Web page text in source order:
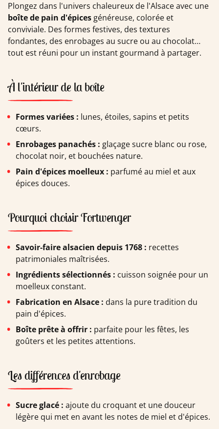
Plongez dans l'univers chaleureux de l'Alsace avec une
boîte de pain d'épices généreuse, colorée et
conviviale. Des formes festives, des textures
fondantes, des enrobages au sucre ou au chocolat…
tout est réuni pour un instant gourmand à partager.
À l'intérieur de la boîte
Formes variées : lunes, étoiles, sapins et petits
cœurs.
Enrobages panachés : glaçage sucre blanc ou rose,
chocolat noir, et bouchées nature.
Pain d'épices moelleux : parfumé au miel et aux
épices douces.
Pourquoi choisir Fortwenger
Savoir-faire alsacien depuis 1768 : recettes
patrimoniales maîtrisées.
Ingrédients sélectionnés : cuisson soignée pour un
moelleux constant.
Fabrication en Alsace : dans la pure tradition du
pain d'épices.
Boîte prête à offrir : parfaite pour les fêtes, les
goûters et les petites attentions.
Les différences d'enrobage
Sucre glacé : ajoute du croquant et une douceur
légère qui met en avant les notes de miel et d'épices.